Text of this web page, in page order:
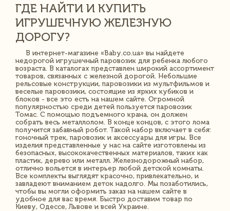
ГДЕ НАЙТИ И КУПИТЬ
ИГРУШЕЧНУЮ ЖЕЛЕЗНУЮ
ДОРОГУ?
В интернет-магазине «Baby.co.ua» вы найдете
недорогой игрушечный паровозик для ребенка любого
возраста. В каталогах представлен широкий ассортимент
товаров, связанных с железной дорогой. Небольшие
рельсовые конструкции, паровозики из мультфильмов и
веселые паровозики, состоящие из ярких кубиков и
блоков - все это есть на нашем сайте. Огромной
популярностью среди детей пользуется паровозик
Томас. С помощью подъемного крана, он должен
собрать весь металлолом. В конце концов, с этого лома
получится забавный робот. Такой набор включает в себя:
гоночный трек, паровозик и аксессуары для игры. Все
изделия представленные у нас на сайте изготовлены из
безопасных, высококачественных материалов, таких как
пластик, дерево или металл. Железнодорожный набор,
отлично вольется в интерьер любой детской комнаты.
Все комплекты выглядят красочно, привлекательно, и
завладеют вниманием деток надолго. Мы позаботились,
чтобы вы могли оформить заказ на нашем сайте в
удобное для вас время. Быстро доставим товар по
Киеву, Одессе, Львове и всей Украине.